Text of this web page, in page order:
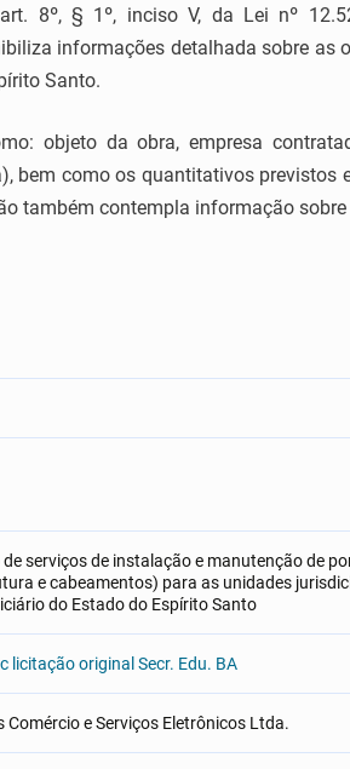
8º, § 1º, inciso V, da Lei nº
informações detalhada sobre as
Santo.
objeto da obra, empresa
bem como os quantitativos previstos
também contempla informação
serviços de instalação e manutenção de
e cabeamentos) para as unidades
do Estado do Espírito Santo
licitação original Secr. Edu. BA
Comércio e Serviços Eletrônicos Ltda.